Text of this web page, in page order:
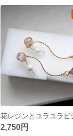
2,750円